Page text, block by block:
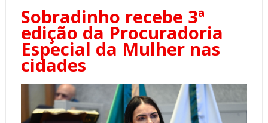
Sobradinho recebe 3ª
edição da Procuradoria
Especial da Mulher nas
cidades